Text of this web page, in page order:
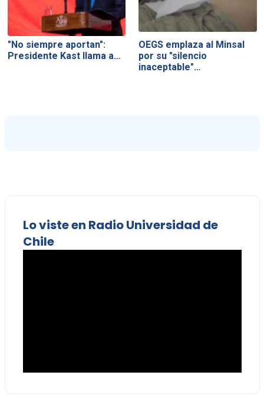
"No siempre aportan":
Presidente Kast llama a…
OEGS emplaza al Minsal
por su "silencio
inaceptable"…
Lo viste en Radio Universidad de
Chile